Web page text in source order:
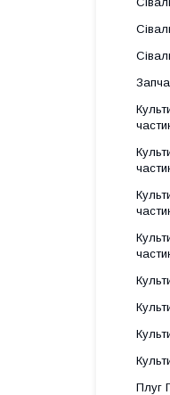
Плуг